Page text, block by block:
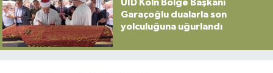
UID Köln Bölge Başkanı
Garaçoğlu dualarla son
yolculuğuna uğurlandı